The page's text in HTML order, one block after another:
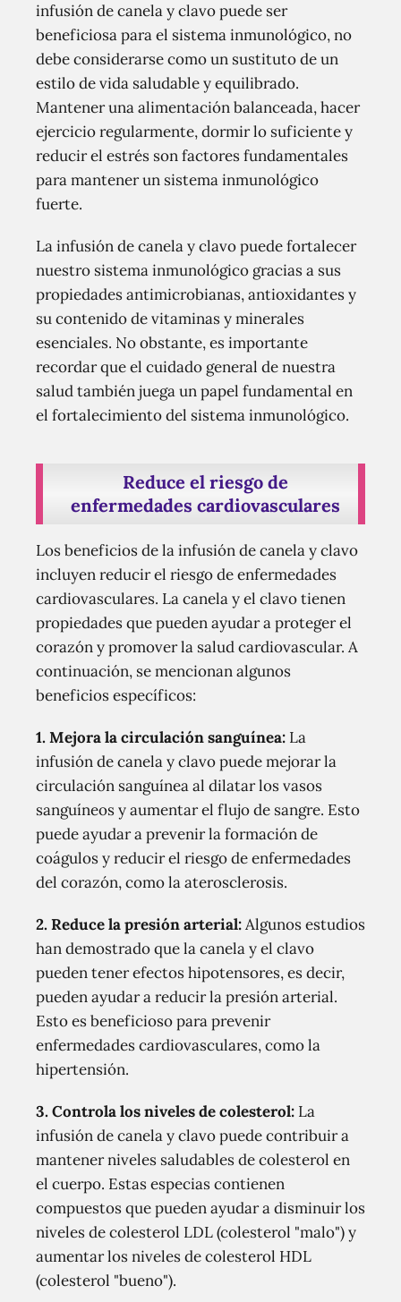
infusión de canela y clavo puede ser
beneficiosa para el sistema inmunológico, no
debe considerarse como un sustituto de un
estilo de vida saludable y equilibrado.
Mantener una alimentación balanceada, hacer
ejercicio regularmente, dormir lo suficiente y
reducir el estrés son factores fundamentales
para mantener un sistema inmunológico
fuerte.
La infusión de canela y clavo puede fortalecer
nuestro sistema inmunológico gracias a sus
propiedades antimicrobianas, antioxidantes y
su contenido de vitaminas y minerales
esenciales. No obstante, es importante
recordar que el cuidado general de nuestra
salud también juega un papel fundamental en
el fortalecimiento del sistema inmunológico.
Reduce el riesgo de
enfermedades cardiovasculares
Los beneficios de la infusión de canela y clavo
incluyen reducir el riesgo de enfermedades
cardiovasculares. La canela y el clavo tienen
propiedades que pueden ayudar a proteger el
corazón y promover la salud cardiovascular. A
continuación, se mencionan algunos
beneficios específicos:
1. Mejora la circulación sanguínea: La
infusión de canela y clavo puede mejorar la
circulación sanguínea al dilatar los vasos
sanguíneos y aumentar el flujo de sangre. Esto
puede ayudar a prevenir la formación de
coágulos y reducir el riesgo de enfermedades
del corazón, como la aterosclerosis.
2. Reduce la presión arterial:Algunos estudios
han demostrado que la canela y el clavo
pueden tener efectos hipotensores, es decir,
pueden ayudar a reducir la presión arterial.
Esto es beneficioso para prevenir
enfermedades cardiovasculares, como la
hipertensión.
3. Controla los niveles de colesterol: La
infusión de canela y clavo puede contribuir a
mantener niveles saludables de colesterol en
el cuerpo. Estas especias contienen
compuestos que pueden ayudar a disminuir los
niveles de colesterol LDL (colesterol "malo") y
aumentar los niveles de colesterol HDL
(colesterol "bueno").